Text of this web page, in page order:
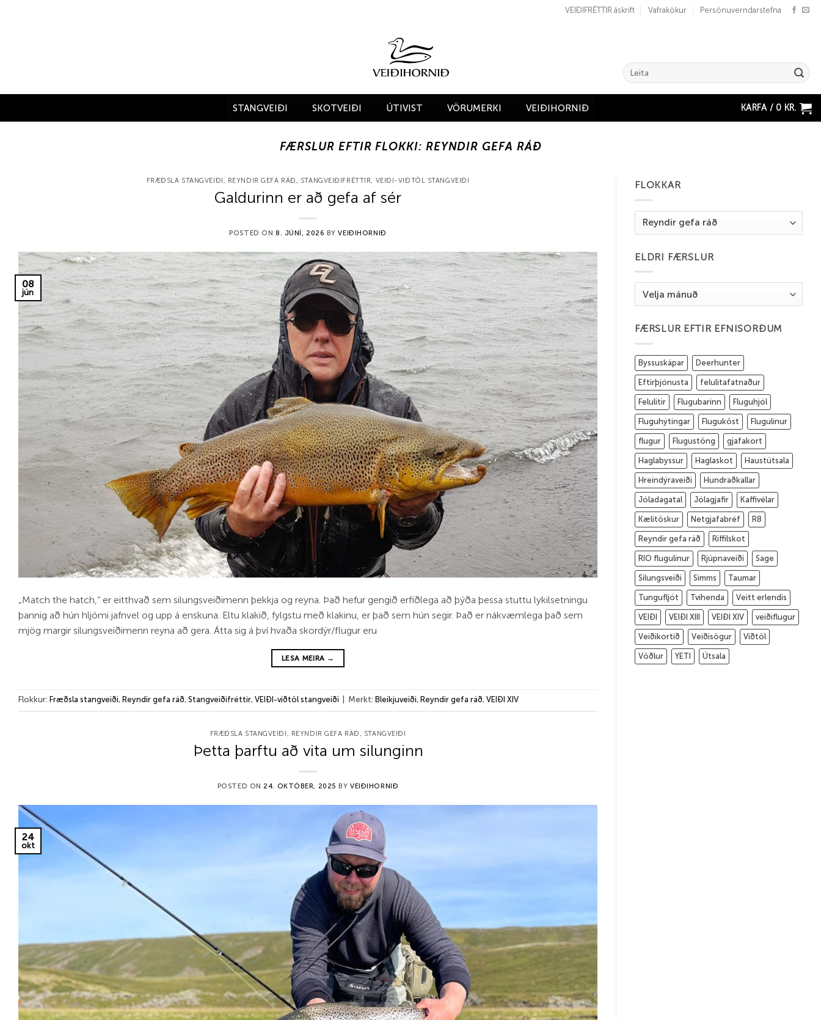
VEIÐIFRÉTTIR áskrift Vafrakökur Persónuverndarstefna
Search
for:
STANGVEIÐI SKOTVEIÐI ÚTIVIST VÖRUMERKI VEIÐIHORNIÐ KARFA / 0 KR.
FÆRSLUR EFTIR FLOKKI: REYNDIR GEFA RÁÐ
FRÆÐSLA STANGVEIÐI, REYNDIR GEFA RÁÐ, STANGVEIÐIFRÉTTIR, VEIÐI-VIÐTÖL STANGVEIÐI
Galdurinn er að gefa af sér
POSTED ON 8. JÚNÍ, 2026 BYVEIÐIHORNIÐ
08
jún
„Match the hatch,“ er eitthvað sem silungsveiðimenn þekkja og reyna. Það hefur gengið erfiðlega að þýða þessa stuttu lykilsetningu
þannig að hún hljómi jafnvel og upp á enskuna. Eltu klakið, fylgstu með klakinu, er það sem hún segir. Það er nákvæmlega það sem
mjög margir silungsveiðimenn reyna að gera. Átta sig á því hvaða skordýr/flugur eru
LESA MEIRA →
Flokkur: Fræðsla stangveiði, Reyndir gefa ráð, Stangveiðifréttir, VEIÐI-viðtöl stangveiði Merkt: Bleikjuveiði, Reyndir gefa ráð, VEIÐI XIV
FRÆÐSLA STANGVEIÐI, REYNDIR GEFA RÁÐ, STANGVEIÐI
Þetta þarftu að vita um silunginn
POSTED ON 24. OKTÓBER, 2025 BYVEIÐIHORNIÐ
24
okt
FLOKKAR
Flokkar
ELDRI FÆRSLUR
Eldri
færslur
FÆRSLUR EFTIR EFNISORÐUM
Byssuskápar Deerhunter
Eftirþjónusta felulitafatnaður
Felulitir Flugubarinn Fluguhjól
Fluguhýtingar Fluguköst Flugulínur
flugur Flugustöng gjafakort
Haglabyssur Haglaskot Haustútsala
Hreindýraveiði Hundraðkallar
Jóladagatal Jólagjafir Kaffivélar
Kælitöskur Netgjafabréf R8
Reyndir gefa ráð Riffilskot
RIO flugulínur Rjúpnaveiði Sage
Silungsveiði Simms Taumar
Tungufljót Tvíhenda Veitt erlendis
VEIÐI VEIÐI XIII VEIÐI XIV veiðiflugur
Veiðikortið Veiðisögur Viðtöl
Vöðlur YETI Útsala